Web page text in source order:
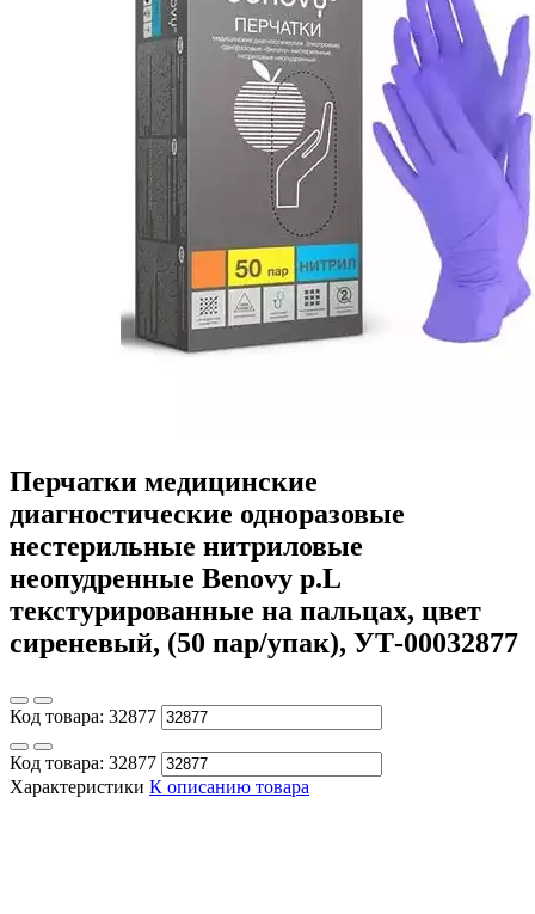
Перчатки медицинские
диагностические одноразовые
нестерильные нитриловые
неопудренные Benovy р.L
текстурированные на пальцах, цвет
сиреневый, (50 пар/упак), УТ-00032877
Код товара: 32877
Код товара: 32877
Характеристики К описанию товара